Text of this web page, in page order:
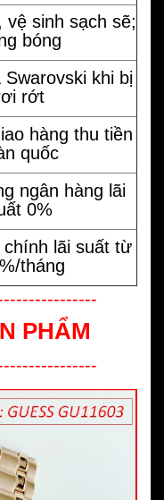
vệ sinh sạch sẽ;
bóng
khi bị
rớt
hàng thu tiền
quốc
ngân hàng lãi
0%
chính lãi suất từ
tháng
PHẨM